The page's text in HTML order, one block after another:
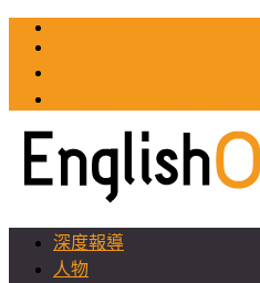
深度報導
人物